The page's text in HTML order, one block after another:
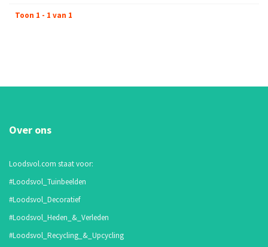
Toon 1 - 1 van 1
Over ons
Loodsvol.com staat voor:
#Loodsvol_Tuinbeelden
#Loodsvol_Decoratief
#Loodsvol_Heden_&_Verleden
#Loodsvol_Recycling_&_Upcycling